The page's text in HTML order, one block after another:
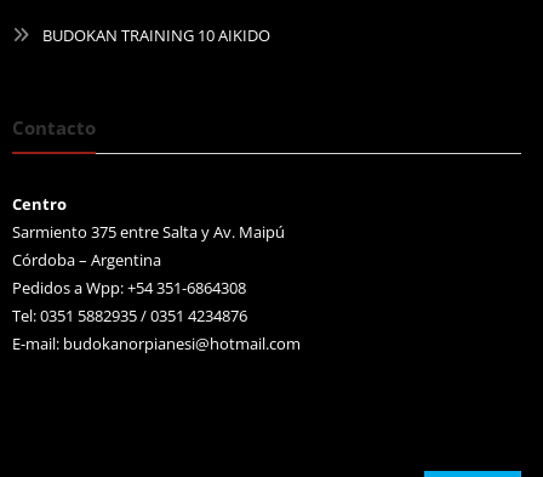
BUDOKAN TRAINING 10 AIKIDO
Contacto
Centro
Sarmiento 375 entre Salta y Av. Maipú
Córdoba – Argentina
Pedidos a Wpp: +54 351-6864308
Tel: 0351 5882935 / 0351 4234876
E-mail: budokanorpianesi@hotmail.com